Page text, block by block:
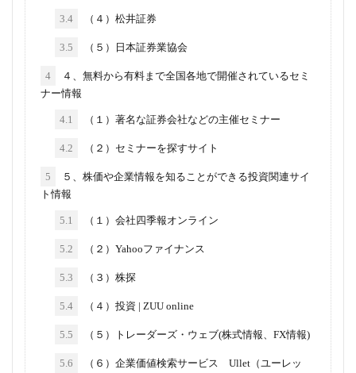
3.4 （４）松井証券
3.5 （５）日本証券業協会
4
４、無料から有料まで全国各地で開催されているセミ
ナー情報
4.1 （１）著名な証券会社などの主催セミナー
4.2 （２）セミナーを探すサイト
5
５、株価や企業情報を知ることができる投資関連サイ
ト情報
5.1 （１）会社四季報オンライン
5.2 （２）Yahooファイナンス
5.3 （３）株探
5.4 （４）投資 | ZUU online
5.5 （５）トレーダーズ・ウェブ(株式情報、FX情報)
5.6
（６）企業価値検索サービス Ullet（ユーレッ